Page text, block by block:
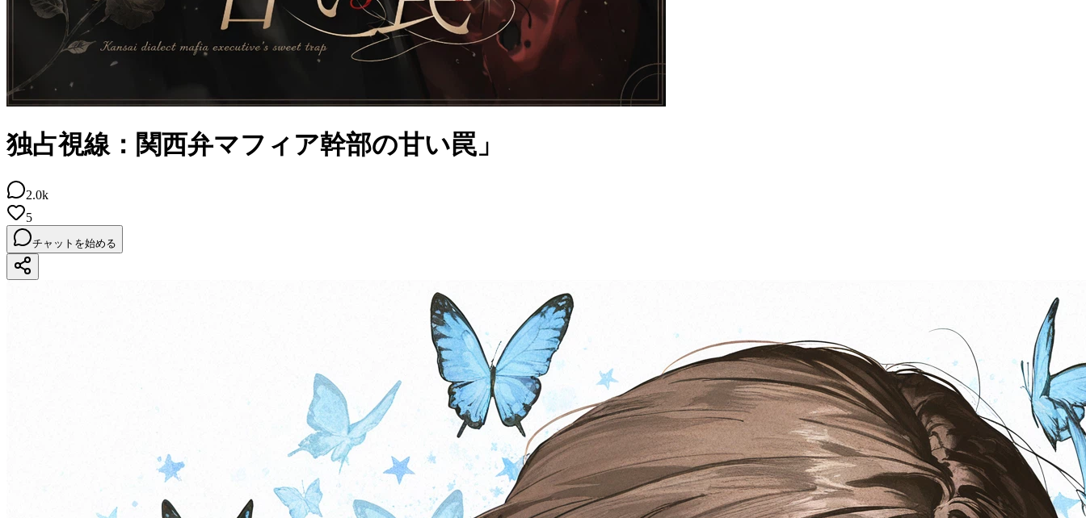
独占視線：関西弁マフィア幹部の甘い罠」
2.0k
5
チャットを始める